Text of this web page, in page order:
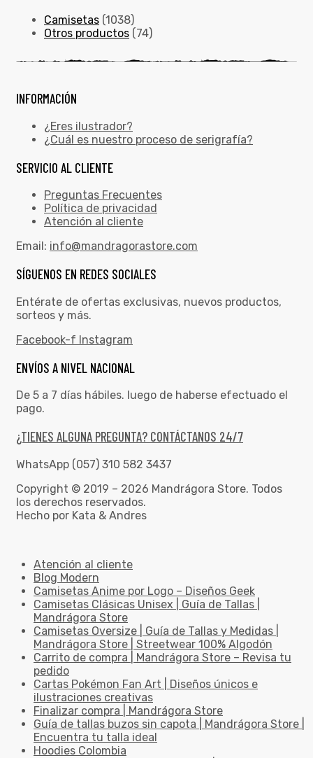
Camisetas (1038)
Otros productos (74)
INFORMACIÓN
¿Eres ilustrador?
¿Cuál es nuestro proceso de serigrafía?
SERVICIO AL CLIENTE
Preguntas Frecuentes
Política de privacidad
Atención al cliente
Email: info@mandragorastore.com
SÍGUENOS EN REDES SOCIALES
Entérate de ofertas exclusivas, nuevos productos,
sorteos y más.
Facebook-f Instagram
ENVÍOS A NIVEL NACIONAL
De 5 a 7 días hábiles. luego de haberse efectuado el
pago.
¿TIENES ALGUNA PREGUNTA? CONTÁCTANOS 24/7
WhatsApp (057) 310 582 3437
Copyright © 2019 – 2026 Mandrágora Store. Todos
los derechos reservados.
Hecho por Kata & Andres
Atención al cliente
Blog Modern
Camisetas Anime por Logo – Diseños Geek
Camisetas Clásicas Unisex | Guía de Tallas |
Mandrágora Store
Camisetas Oversize | Guía de Tallas y Medidas |
Mandrágora Store | Streetwear 100% Algodón
Carrito de compra | Mandrágora Store – Revisa tu
pedido
Cartas Pokémon Fan Art | Diseños únicos e
ilustraciones creativas
Finalizar compra | Mandrágora Store
Guía de tallas buzos sin capota | Mandrágora Store |
Encuentra tu talla ideal
Hoodies Colombia